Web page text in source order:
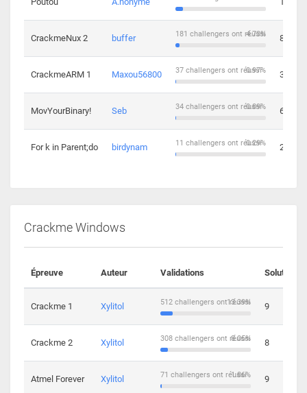
CrackmeNux 2 buffer 4.73%
181 challengers ont réussi 8
CrackmeARM 1 Maxou56800 0.97%
37 challengers ont réussi 3
MovYourBinary! Seb 0.89%
34 challengers ont réussi 6
For k in Parent;do birdynam 0.29%
11 challengers ont réussi 2
Crackme Windows
Épreuve Auteur Validations Solutions
Crackme 1 Xylitol 13.39%
512 challengers ont réussi 9
Crackme 2 Xylitol 8.05%
308 challengers ont réussi 8
Atmel Forever Xylitol 1.86%
71 challengers ont réussi 9